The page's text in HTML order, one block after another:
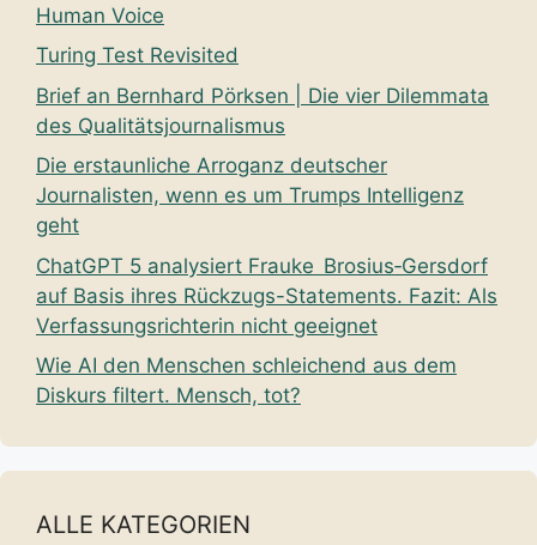
Human Voice
Turing Test Revisited
Brief an Bernhard Pörksen | Die vier Dilemmata
des Qualitätsjournalismus
Die erstaunliche Arroganz deutscher
Journalisten, wenn es um Trumps Intelligenz
geht
ChatGPT 5 analysiert Frauke Brosius‑Gersdorf
auf Basis ihres Rückzugs-Statements. Fazit: Als
Verfassungsrichterin nicht geeignet
Wie AI den Menschen schleichend aus dem
Diskurs filtert. Mensch, tot?
ALLE KATEGORIEN